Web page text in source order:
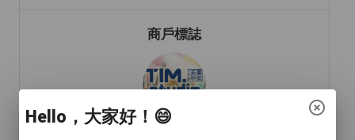
商戶標誌
Hello，大家好！😄